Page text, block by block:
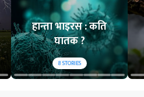
हान्ता भाइरस : कति
घातक ?
8STORIES